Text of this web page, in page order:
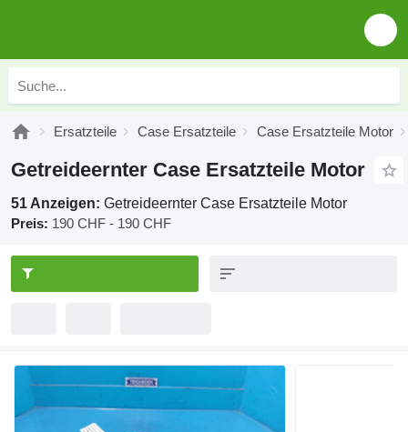
Ersatzteile Case Ersatzteile Case Ersatzteile Motor
Getreideernter Case Ersatzteile Motor
51 Anzeigen: Getreideernter Case Ersatzteile Motor
Preis: 190 CHF - 190 CHF